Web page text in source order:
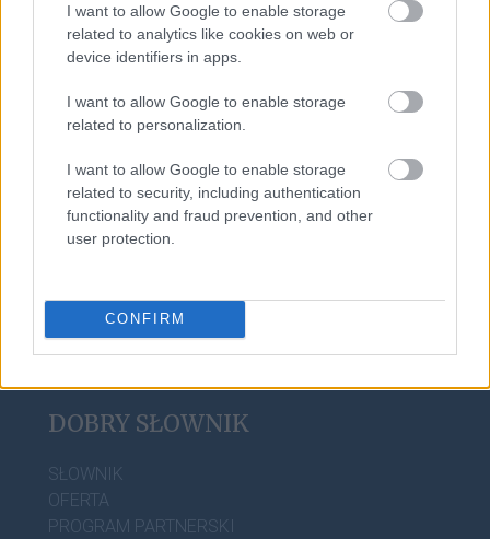
I want to allow Google to enable storage
related to analytics like cookies on web or
device identifiers in apps.
I want to allow Google to enable storage
related to personalization.
I want to allow Google to enable storage
related to security, including authentication
functionality and fraud prevention, and other
user protection.
CONFIRM
uniwerbizm
imbus
wołacz
DOBRY SŁOWNIK
SŁOWNIK
OFERTA
PROGRAM PARTNERSKI